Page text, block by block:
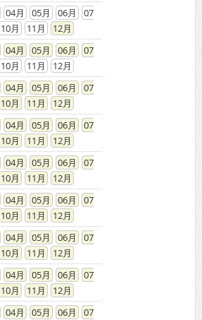
04 05 06
07
10 11
12
04 05 06
07
10 11
12
04 05 06
07
10 11
12
04 05 06
07
10 11
12
04 05 06
07
10 11
12
04 05 06
07
10 11
12
04 05 06
07
10 11
12
04 05 06
07
10 11
12
04 05 06
07